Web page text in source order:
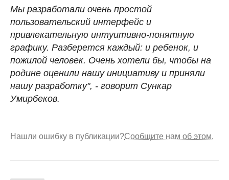
Мы разработали очень простой
пользовательский интерфейс и
привлекательную интуитивно-понятную
графику. Разберется каждый: и ребенок, и
пожилой человек. Очень хотели бы, чтобы на
родине оценили нашу инициативу и приняли
нашу разработку", - говорит Сункар
Умирбеков.
Нашли ошибку в публикации?Сообщите нам об этом.